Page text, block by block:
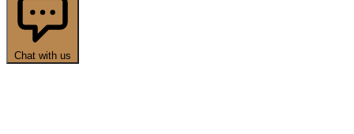
Chat with us